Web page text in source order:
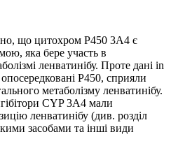
що цитохром P450 3A4 є
яка бере участь в
ленватинібу. Проте дані in
P450, сприяли
метаболізму ленватинібу.
CYP 3A4 мали
ленватинібу (див. розділ
засобами та інші види